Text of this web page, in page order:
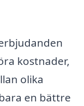
kostnader,
olika
en bättre